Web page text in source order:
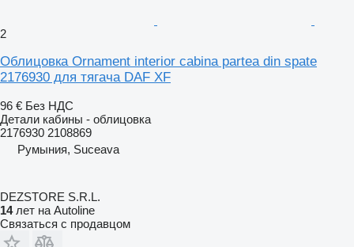
2
Облицовка Ornament interior cabina partea din spate
2176930 для тягача DAF XF
96 € Без НДС
Детали кабины - облицовка
2176930 2108869
Румыния, Suceava
DEZSTORE S.R.L.
14лет на Autoline
Связаться с продавцом